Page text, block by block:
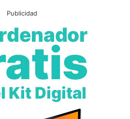
Publicidad